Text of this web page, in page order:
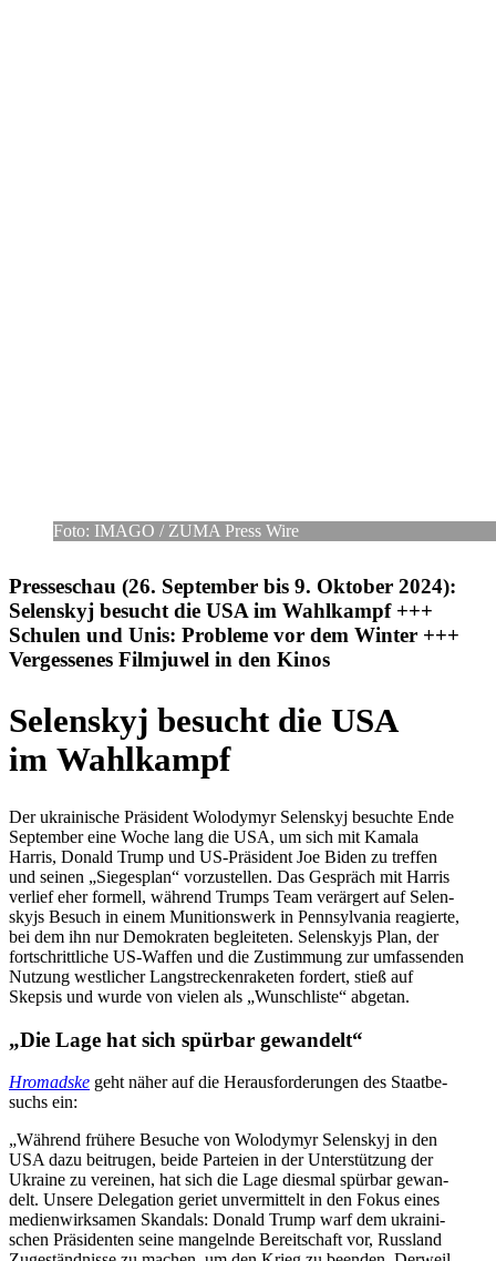
Foto: IMAGO /​ ZUMA Press Wire
Pres­se­schau (26. Sep­tem­ber bis 9. Oktober 2024):
Selen­skyj besucht die USA im Wahl­kampf +++
Schulen und Unis: Pro­bleme vor dem Winter +++
Ver­ges­se­nes Film­ju­wel in den Kinos
Selen­skyj besucht die USA
im Wahlkampf
Der ukrai­ni­sche Prä­si­dent Wolo­dymyr Selen­skyj besuchte Ende
Sep­tem­ber eine Woche lang die USA, um sich mit Kamala
Harris, Donald Trump und US-Prä­si­dent Joe Biden zu treffen
und seinen „Sie­ges­plan“ vor­zu­stel­len. Das Gespräch mit Harris
verlief eher formell, während Trumps Team ver­är­gert auf Selen­
skyjs Besuch in einem Muni­ti­ons­werk in Penn­syl­va­nia reagierte,
bei dem ihn nur Demo­kra­ten beglei­te­ten. Selen­skyjs Plan, der
fort­schritt­li­che US-Waffen und die Zustim­mung zur umfas­sen­den
Nutzung west­li­cher Lang­stre­cken­ra­ke­ten fordert, stieß auf
Skepsis und wurde von vielen als „Wunsch­liste“ abgetan.
„Die Lage hat sich spürbar gewandelt“
Hro­madske geht näher auf die Her­aus­for­de­run­gen des Staat­be­
suchs ein:
„Während frühere Besuche von Wolo­dymyr Selen­skyj in den
USA dazu bei­tru­gen, beide Par­teien in der Unter­stüt­zung der
Ukraine zu ver­ei­nen, hat sich die Lage diesmal spürbar gewan­
delt. Unsere Dele­ga­tion geriet unver­mit­telt in den Fokus eines
medi­en­wirk­sa­men Skan­dals: Donald Trump warf dem ukrai­ni­
schen Prä­si­den­ten seine man­gelnde Bereit­schaft vor, Russ­land